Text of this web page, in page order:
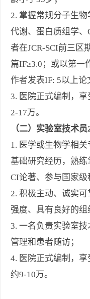
2. 掌握常规分子生
代谢、 蛋白质组学、
者在JCR-SCI前三区
篇IF≥3.0 ； 或以第一
作者发表IF: 5以上论
3. 医院正式编制，
2-17万。
（二）实验室技术员
1. 医学或生物学相
基础研究经历 ， 熟练
CI论著、参与国家级
2. 积极主动、诚实
强度、具有良好的组
3. 一名负责实验室技
管理和患者随访；
4. 医院正式编制，
约9-10万。